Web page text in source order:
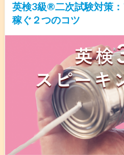
英検3級®️二次試験対策
稼ぐ２つのコツ